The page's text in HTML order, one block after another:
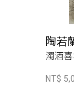
陶若
濁酒
NT$